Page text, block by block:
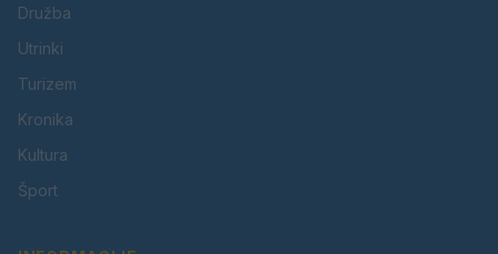
Družba
Utrinki
Turizem
Kronika
Kultura
Šport